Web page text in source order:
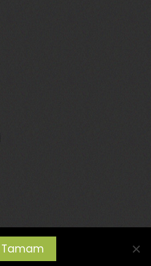
Tamam